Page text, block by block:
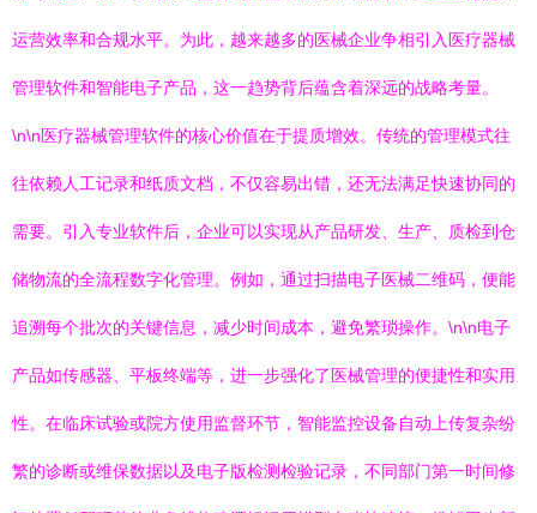
运营效率和合规水平。为此，越来越多的医械企业争相引入医疗器械
管理软件和智能电子产品，这一趋势背后蕴含着深远的战略考量。
\n\n医疗器械管理软件的核心价值在于提质增效。传统的管理模式往
往依赖人工记录和纸质文档，不仅容易出错，还无法满足快速协同的
需要。引入专业软件后，企业可以实现从产品研发、生产、质检到仓
储物流的全流程数字化管理。例如，通过扫描电子医械二维码，便能
追溯每个批次的关键信息，减少时间成本，避免繁琐操作。\n\n电子
产品如传感器、平板终端等，进一步强化了医械管理的便捷性和实用
性。在临床试验或院方使用监督环节，智能监控设备自动上传复杂纷
繁的诊断或维保数据以及电子版检测检验记录，不同部门第一时间修